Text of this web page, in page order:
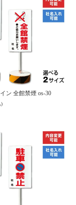
ン 全館禁煙 os-30
)